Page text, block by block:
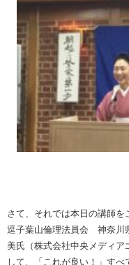
さて、それでは本日の講師を
逗子葉山倫理法員会 神奈
美氏（株式会社中央メディ
して、「これが良い！」す